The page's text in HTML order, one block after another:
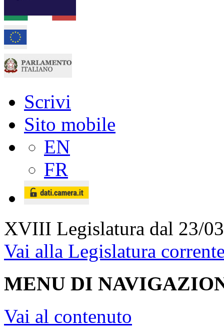
Scrivi
Sito mobile
EN
FR
XVIII Legislatura dal 23/
Vai alla Legislatura
MENU DI
Vai al contenuto